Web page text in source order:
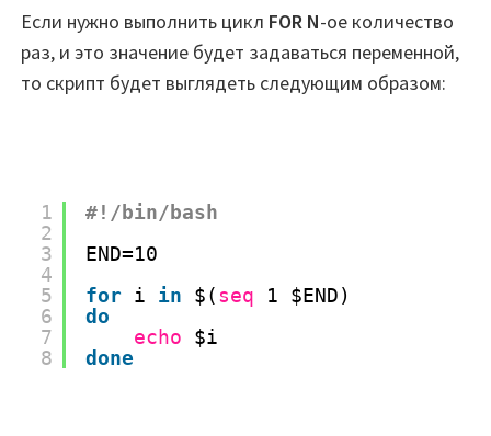
Если нужно выполнить цикл FOR N-ое количество
раз, и это значение будет задаваться переменной,
то скрипт будет выглядеть следующим образом:
1
2
3
4
5
6
7
8
#!/bin/bash
END=10
for i in $(seq
1 $END)
do
echo
$i
done